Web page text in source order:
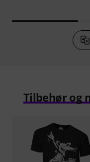
Tilbehør og